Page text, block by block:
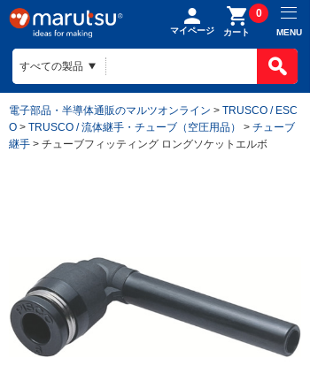
マイページ カート
0
MENU
電子部品・半導体通販のマルツオンライン > TRUSCO / ESC
O > TRUSCO / 流体継手・チューブ（空圧用品） > チューブ
継手 > チューブフィッティング ロングソケットエルボ